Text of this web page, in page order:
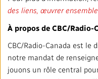
Répertoire des médias
#CestAssez
des liens, œuvrer ensemble
À propos de CBC/Radio-
CBC/Radio-Canada est le
notre mandat de
jouons un rôle central